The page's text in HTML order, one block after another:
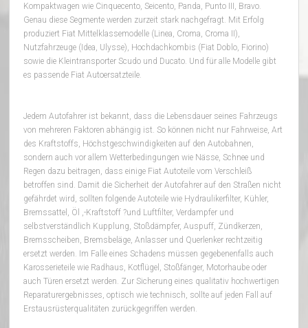
Kompaktwagen wie Cinquecento, Seicento, Panda, Punto III, Bravo.
Genau diese Segmente werden zurzeit stark nachgefragt. Mit Erfolg
produziert Fiat Mittelklassemodelle (Linea, Croma, Croma II),
Nutzfahrzeuge (Idea, Ulysse), Hochdachkombis (Fiat Doblo, Fiorino)
sowie die Kleintransporter Scudo und Ducato. Und für alle Modelle gibt
es passende Fiat Autoersatzteile.
Jedem Autofahrer ist bekannt, dass die Lebensdauer seines Fahrzeugs
von mehreren Faktoren abhängig ist. So können nicht nur Fahrweise, Art
des Kraftstoffs, Höchstgeschwindigkeiten auf den Autobahnen,
sondern auch vor allem Wetterbedingungen wie Nässe, Schnee und
Regen dazu beitragen, dass einige Fiat Autoteile vom Verschleiß
betroffen sind. Damit die Sicherheit der Autofahrer auf den Straßen nicht
gefährdet wird, sollten folgende Autoteile wie Hydraulikerfilter, Kühler,
Bremssattel, Öl ,-Kraftstoff ?und Luftfilter, Verdampfer und
selbstverständlich Kupplung, Stoßdämpfer, Auspuff, Zündkerzen,
Bremsscheiben, Bremsbeläge, Anlasser und Querlenker rechtzeitig
ersetzt werden. Im Falle eines Schadens müssen gegebenenfalls auch
Karosserieteile wie Radhaus, Kotflügel, Stoßfänger, Motorhaube oder
auch Türen ersetzt werden. Zur Sicherung eines qualitativ hochwertigen
Reparaturergebnisses, optisch wie technisch, sollte auf jeden Fall auf
Erstausrüsterqualitäten zurückgegriffen werden.